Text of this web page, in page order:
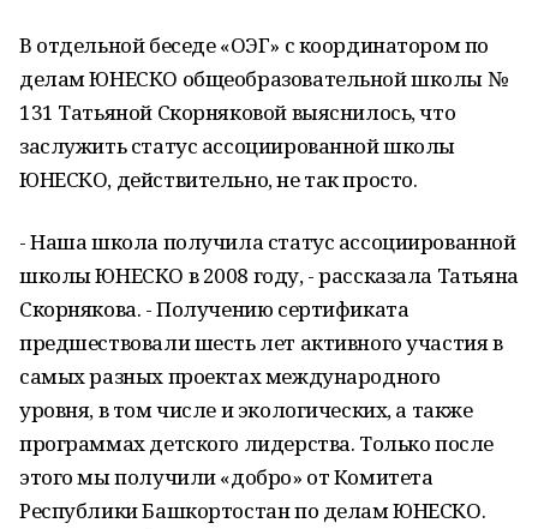
В отдельной беседе «ОЭГ» с координатором по
делам ЮНЕСКО общеобразовательной школы №
131 Татьяной Скорняковой выяснилось, что
заслужить статус ассоциированной школы
ЮНЕСКО, действительно, не так просто.
- Наша школа получила статус ассоциированной
школы ЮНЕСКО в 2008 году, - рассказала Татьяна
Скорнякова. - Получению сертификата
предшествовали шесть лет активного участия в
самых разных проектах международного
уровня, в том числе и экологических, а также
программах детского лидерства. Только после
этого мы получили «добро» от Комитета
Республики Башкортостан по делам ЮНЕСКО.